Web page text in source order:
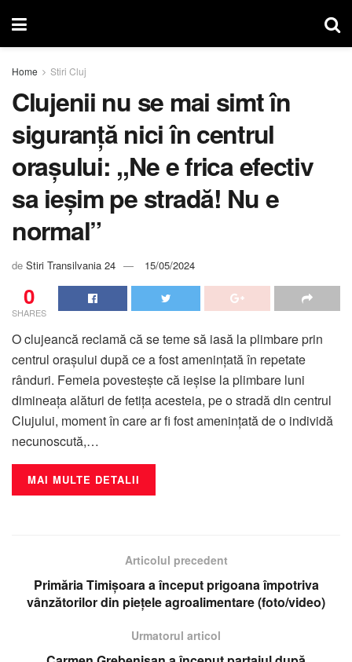
Home Stiri Cluj
Clujenii nu se mai simt în
siguranță nici în centrul
orașului: ,,Ne e frica efectiv
sa ieșim pe stradă! Nu e
normal”
de Stiri Transilvania 24 15/05/2024
0
SHARES
O clujeancă reclamă că se teme să iasă la plimbare prin
centrul orașului după ce a fost amenințată în repetate
rânduri. Femeia povestește că ieșise la plimbare luni
dimineața alături de fetița acesteia, pe o stradă din centrul
Clujului, moment în care ar fi fost amenințată de o individă
necunoscută,…
MAI MULTE DETALII
Articolul precedent
Primăria Timișoara a început prigoana împotriva
vânzătorilor din piețele agroalimentare (foto/video)
Urmatorul articol